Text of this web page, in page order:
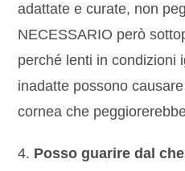
adattate e curate, non
NECESSARIO però
perché lenti in condizioni
inadatte possono
cornea che
Posso guarire dal